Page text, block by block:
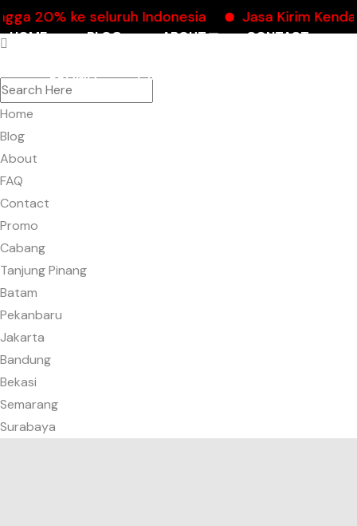
20% ke seluruh Indonesia Jasa Kirim
HOME BLOG ABOUT CONTACT
PROMO CABANG
Home
Blog
About
FAQ
Contact
Promo
Cabang
Tanjung Pinang
Batam
Pekanbaru
Jakarta
Bandung
Bekasi
Semarang
Surabaya